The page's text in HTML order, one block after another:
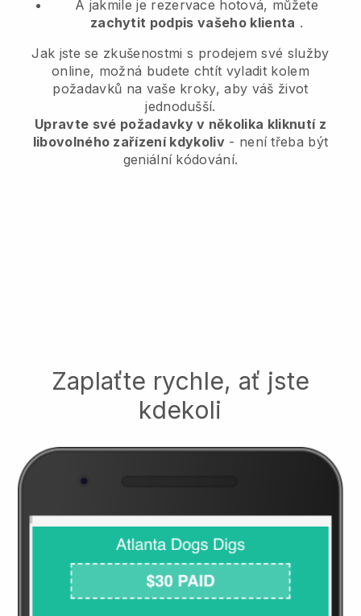
A jakmile je rezervace hotová, můžete
zachytit podpis vašeho klienta .
Jak jste se zkušenostmi s prodejem své služby
online, možná budete chtít vyladit kolem
požadavků na vaše kroky, aby váš život
jednodušší.
Upravte své požadavky v několika kliknutí z
libovolného zařízení kdykoliv- není třeba být
geniální kódování.
Zaplaťte rychle, ať jste
kdekoli